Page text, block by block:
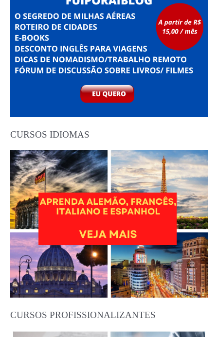
CURSOS IDIOMAS
CURSOS PROFISSIONALIZANTES